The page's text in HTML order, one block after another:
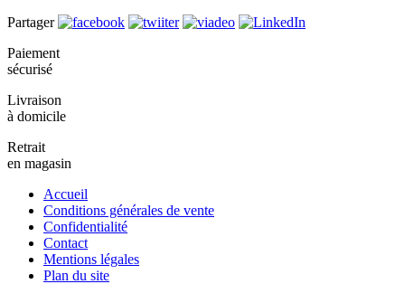
Partager
Paiement
sécurisé
Livraison
à domicile
Retrait
en magasin
Accueil
Conditions générales de vente
Confidentialité
Contact
Mentions légales
Plan du site